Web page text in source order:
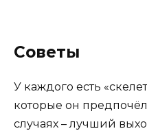
Советы
У каждого есть
которые он
случаях – лучший